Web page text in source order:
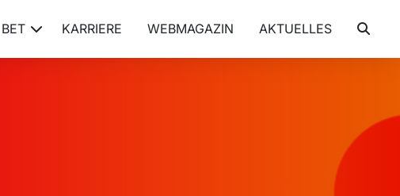
BET KARRIERE WEBMAGAZIN AKTUELLES